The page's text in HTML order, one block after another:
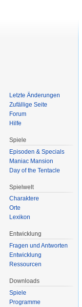
Letzte Änderungen
Zufällige Seite
Forum
Hilfe
Spiele
Episoden & Specials
Maniac Mansion
Day of the Tentacle
Spielwelt
Charaktere
Orte
Lexikon
Entwicklung
Fragen und Antworten
Entwicklung
Ressourcen
Downloads
Spiele
Programme